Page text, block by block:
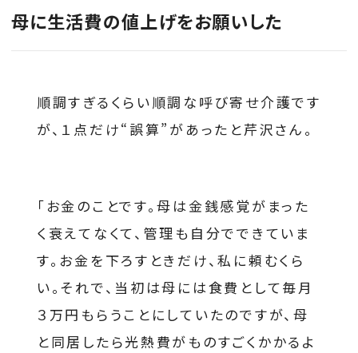
母に生活費の値上げをお願いした
順調すぎるくらい順調な呼び寄せ介護です
が、１点だけ“誤算”があったと芹沢さん。
「お金のことです。母は金銭感覚がまった
く衰えてなくて、管理も自分でできていま
す。お金を下ろすときだけ、私に頼むくら
い。それで、当初は母には食費として毎月
３万円もらうことにしていたのですが、母
と同居したら光熱費がものすごくかかるよ